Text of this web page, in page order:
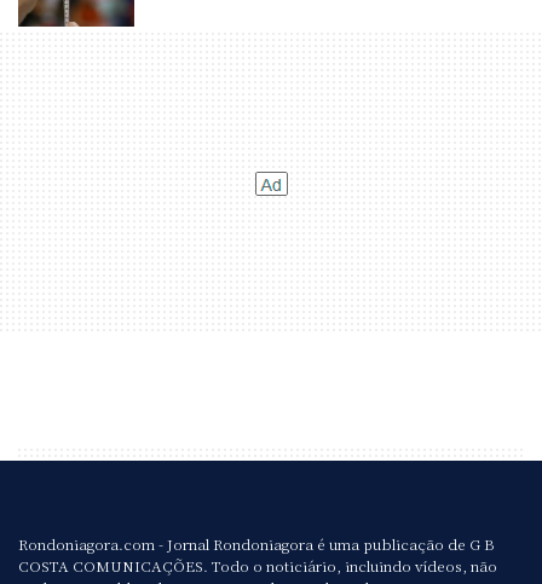
Rondoniagora.com - Jornal Rondoniagora é uma publicação de G B
COSTA COMUNICAÇÕES. Todo o noticiário, incluindo vídeos, não